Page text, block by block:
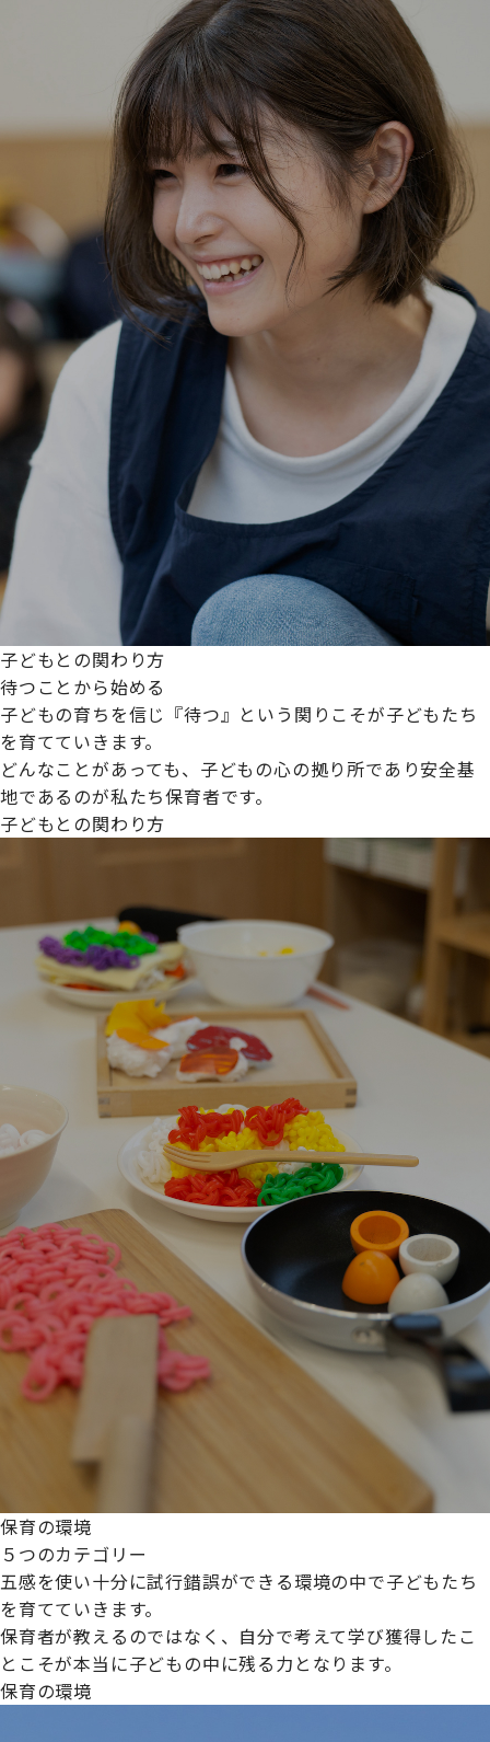
子どもとの関わり方
待つことから始める
子どもの育ちを信じ『待つ』という関りこそが子どもたち
を育てていきます。
どんなことがあっても、子どもの心の拠り所であり安全基
地であるのが私たち保育者です。
子どもとの関わり方
保育の環境
５つのカテゴリー
五感を使い十分に試行錯誤ができる環境の中で子どもたち
を育てていきます。
保育者が教えるのではなく、自分で考えて学び獲得したこ
とこそが本当に子どもの中に残る力となります。
保育の環境